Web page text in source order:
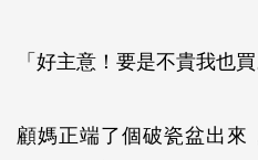
「好主意！要是不貴我也
顧媽正端了個破瓷盆出來